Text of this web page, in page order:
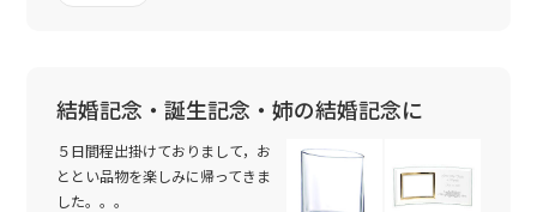
結婚記念・誕生記念・姉の結婚記念に
５日間程出掛けておりまして，お
ととい品物を楽しみに帰ってきま
した。。。